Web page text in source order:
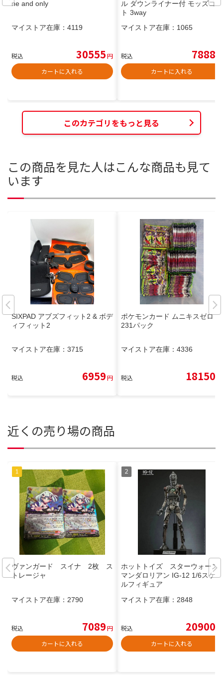
ne and only
マイストア在庫： 4119
税込 30555円
カートに入れる
ル ダウンライナー付 モッズコー
ト 3way
マイストア在庫： 1065
税込 7888
カートに入れる
このカテゴリをもっと見る
この商品を見た人はこんな商品も見て
います
SIXPAD アブズフィット2 & ボデ
ィフィット2
マイストア在庫： 3715
税込 6959円
ポケモンカード ムニキスゼロ
231パック
マイストア在庫： 4336
税込 18150
近くの売り場の商品
ヴァンガード スイナ 2枚 ス
トレージャ
マイストア在庫： 2790
税込 7089円
カートに入れる
ホットトイズ スターウォーズ
マンダロリアン IG-12 1/6スケー
ルフィギュア
マイストア在庫： 2848
税込 20900
カートに入れる